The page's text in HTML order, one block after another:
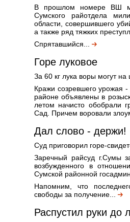
В прошлом номере ВШ
Сумского райотдела
области, совершившего
а также ряд тяжких
Спрятавшийся...
Горе луковое
За 60 кг лука воры могут на
Кражи созревшего урожая
районе объявлены в
летом начисто обобрали
Сад. Причем воровали
Дал слово - держи!
Суд приговорил горе-
Заречный райсуд г.Сумы
возбужденного в
Сумской районной
Напомним, что
свободы за получение...
Распустил руки до